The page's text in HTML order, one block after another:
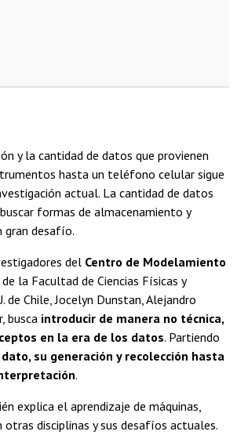
y la cantidad de datos que provienen
hasta un teléfono celular sigue
actual. La cantidad de datos
formas de almacenamiento y
gran desafío.
del Centro de Modelamiento
de la Facultad de Ciencias Físicas y
de Chile, Jocelyn Dunstan, Alejandro
busca introducir de manera no técnica,
en la era de los datos. Partiendo
su generación y recolección hasta
.
explica el aprendizaje de máquinas,
disciplinas y sus desafíos actuales.